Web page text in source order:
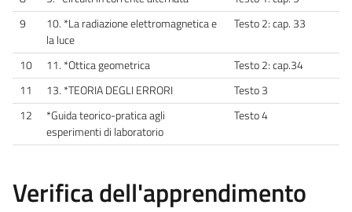
9
10. *La radiazione elettromagnetica e
la luce
Testo 2: cap. 33
10 11. *Ottica geometrica
Testo 2: cap.34
11
13. *TEORIA DEGLI ERRORI
Testo 3
12
*Guida teorico-pratica agli
esperimenti di laboratorio
Testo 4
Verifica dell'apprendimento